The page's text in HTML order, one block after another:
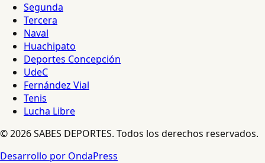
Segunda
Tercera
Naval
Huachipato
Deportes Concepción
UdeC
Fernández Vial
Tenis
Lucha Libre
© 2026 SABES DEPORTES. Todos los derechos reservados.
Desarrollo por OndaPress